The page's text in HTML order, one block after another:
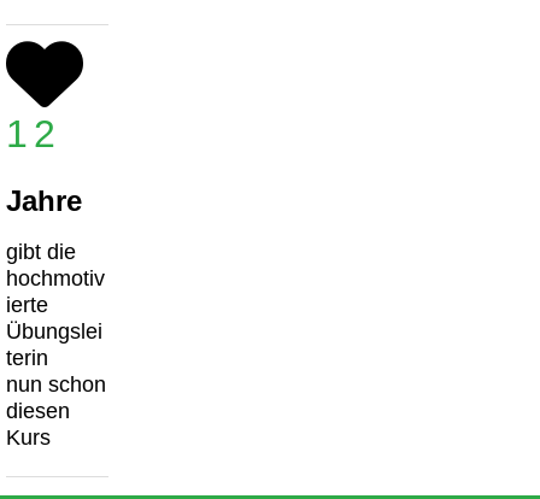
12
Jahre
gibt die
hochmotiv
ierte
Übungslei
terin
nun schon
diesen
Kurs